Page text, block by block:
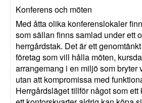
Konferens och möten
Med åtta olika konferenslokaler
som sällan finns samlad under ett
herrgårdstak. Det är ett
företag som vill hålla möten,
arrangemang i en miljö som bryter
utan att kompromissa med
Herrgårdsläget tillför något som